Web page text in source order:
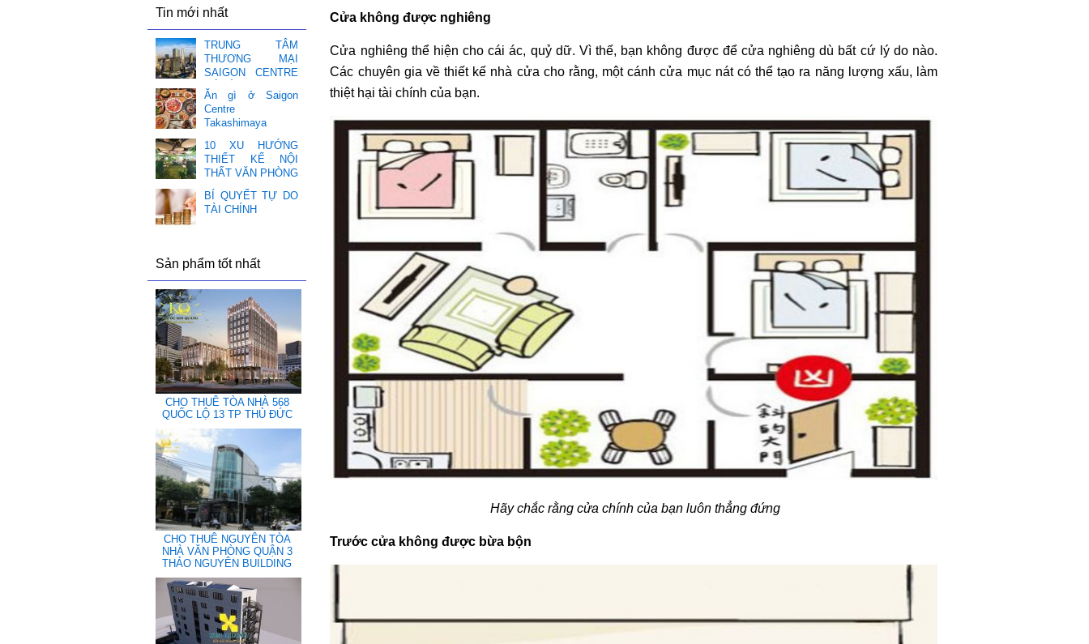
Cửa không được nghiêng
Cửa nghiêng thể hiện cho cái ác, quỷ dữ. Vì thế, bạn không được để cửa nghiêng dù bất cứ lý do nào.
Các chuyên gia về thiết kế nhà cửa cho rằng, một cánh cửa mục nát có thể tạo ra năng lượng xấu, làm
thiệt hại tài chính của bạn.
Hãy chắc rằng cửa chính của bạn luôn thẳng đứng
Trước cửa không được bừa bộn
Tin mới nhất
TRUNG TÂM
THƯƠNG MẠI
SAIGON CENTRE
CÓ GÌ HOT ❤️
Ăn gì ở Saigon
Centre
Takashimaya
10 XU HƯỚNG
THIẾT KẾ NỘI
THẤT VĂN PHÒNG
BÍ QUYẾT TỰ DO
TÀI CHÍNH
Sản phẩm tốt nhất
CHO THUÊ TÒA NHÀ 568
QUỐC LỘ 13 TP THỦ ĐỨC
CHO THUÊ NGUYÊN TÒA
NHÀ VĂN PHÒNG QUẬN 3
THẢO NGUYÊN BUILDING